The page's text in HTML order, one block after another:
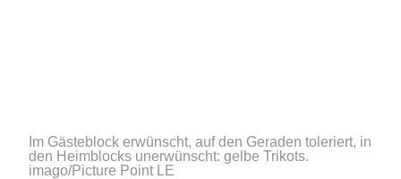
Im Gästeblock erwünscht, auf den Geraden toleriert, in
den Heimblocks unerwünscht: gelbe Trikots.
imago/Picture Point LE